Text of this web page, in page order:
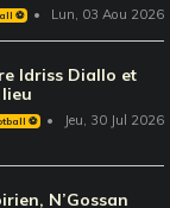
⚽️ Lun, 03 Aou 2026
Idriss Diallo et
⚽️ Jeu, 30 Jul 2026
N’Gossan